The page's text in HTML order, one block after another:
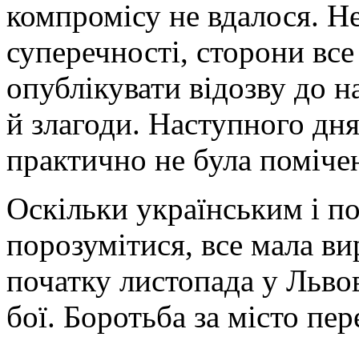
компромісу не вдалося.
суперечності, сторони
опублікувати відозву до
й злагоди. Наступного
практично не була
Оскільки українським і
порозумітися, все мала
початку листопада у
бої. Боротьба за місто